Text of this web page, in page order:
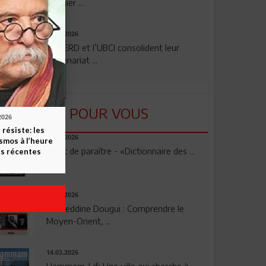
premier ...
24.07.2026
La BERD et l’UBCI consolident leur
partenariat ...
LU POUR VOUS
23.04.2026
Vient de paraître - «Dictionnaire des ...
17.03.2026
Noureddine Dougui : Comprendre le
Moyen-Orient, ...
14.03.2026
résiste: les
à l’heure
récentes